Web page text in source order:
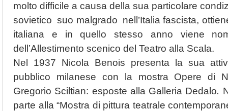
molto difficile a causa della sua particolare
sovietico suo malgrado nell’Italia fascista,
italiana e in quello stesso anno viene
dell’Allestimento scenico del Teatro alla Scala.
Nel 1937 Nicola Benois presenta la sua
pubblico milanese con la mostra Opere di
Gregorio Sciltian: esposte alla Galleria Dedalo.
parte alla “Mostra di pittura teatrale